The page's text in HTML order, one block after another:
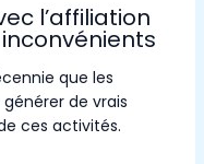
l’affiliation
que les
de vrais
ces activités.